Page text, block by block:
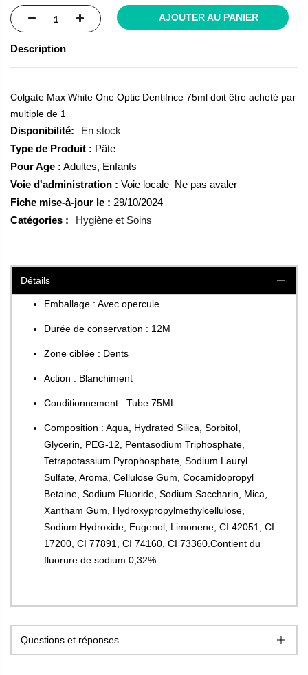
AJOUTER AU PANIER
Description
Colgate Max White One Optic Dentifrice 75ml doit être acheté par
multiple de 1
En stock
Type de Produit : Pâte
Pour Age : Adultes, Enfants
Voie d'administration : Voie locale  Ne pas avaler
Fiche mise-à-jour le : 29/10/2024
Catégories :
Hygiène et Soins
Détails
Emballage : Avec opercule
Durée de conservation : 12M
Zone ciblée : Dents
Action : Blanchiment
Conditionnement : Tube 75ML
Composition : Aqua, Hydrated Silica, Sorbitol,
Glycerin, PEG-12, Pentasodium Triphosphate,
Tetrapotassium Pyrophosphate, Sodium Lauryl
Sulfate, Aroma, Cellulose Gum, Cocamidopropyl
Betaine, Sodium Fluoride, Sodium Saccharin, Mica,
Xantham Gum, Hydroxypropylmethylcellulose,
Sodium Hydroxide, Eugenol, Limonene, CI 42051, CI
17200, CI 77891, CI 74160, CI 73360.Contient du
fluorure de sodium 0,32%
Questions et réponses